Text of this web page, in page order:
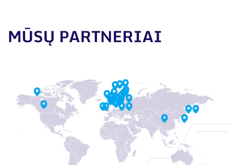
MŪSŲ PARTNERIAI